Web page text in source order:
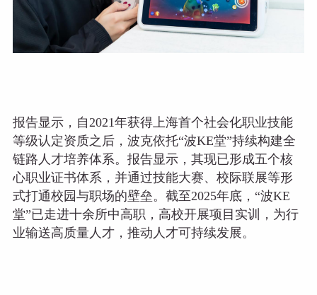
报告显示，自2021年获得上海首个社会化职业技能
等级认定资质之后，波克依托“波KE堂”持续构建全
链路人才培养体系。报告显示，其现已形成五个核
心职业证书体系，并通过技能大赛、校际联展等形
式打通校园与职场的壁垒。截至2025年底，“波KE
堂”已走进十余所中高职，高校开展项目实训，为行
业输送高质量人才，推动人才可持续发展。